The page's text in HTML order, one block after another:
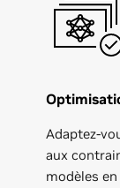
Adaptez-
aux
modèles